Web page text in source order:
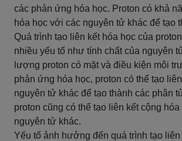
các phản ứng hóa học. Proton có khả
hóa học với các nguyên tử khác để tạo
Quá trình tạo liên kết hóa học của
nhiều yếu tố như tính chất của nguyên
lượng proton có mặt và điều kiện môi
phản ứng hóa học, proton có thể tạo
nguyên tử khác để tạo thành các phân
proton cũng có thể tạo liên kết cộng
nguyên tử khác.
Yếu tố ảnh hưởng đến quá trình tạo liên